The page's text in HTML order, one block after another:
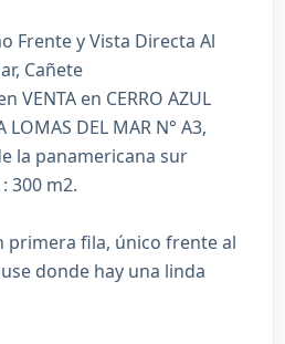
Frente y Vista Directa Al
Cañete
VENTA en CERRO AZUL
LOMAS DEL MAR N° A3,
la panamericana sur
300 m2.
primera fila, único frente al
donde hay una linda